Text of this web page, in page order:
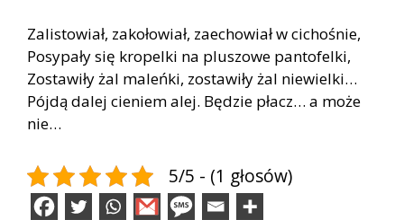
Zalistowiał, zakołowiał, zaechowiał w cichośnie,
Posypały się kropelki na pluszowe pantofelki,
Zostawiły żal maleńki, zostawiły żal niewielki…
Pójdą dalej cieniem alej. Będzie płacz… a może
nie…
5/5 - (1 głosów)